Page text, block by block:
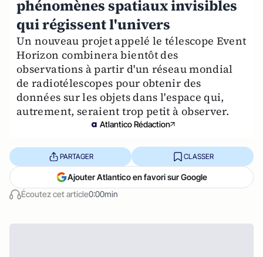
phénomènes spatiaux invisibles
qui régissent l'univers
Un nouveau projet appelé le télescope Event
Horizon combinera bientôt des
observations à partir d'un réseau mondial
de radiotélescopes pour obtenir des
données sur les objets dans l'espace qui,
autrement, seraient trop petit à observer.
Atlantico Rédaction
Écoutez cet article0:00min
PARTAGER CLASSER
Ajouter Atlantico en favori sur Google